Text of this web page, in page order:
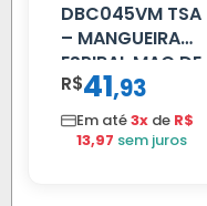
DBC045VM TSA
– MANGUEIRA
ESPIRAL MAO DE
AMIGO UNIV 16
MM 4.5MTS
VERMELHA
R$41,93
Em até3x de R$
13,97 sem juros